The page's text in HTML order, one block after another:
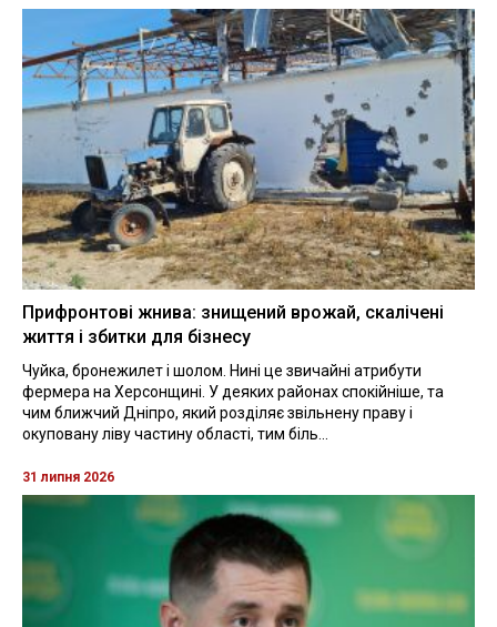
Прифронтові жнива: знищений врожай, скалічені
життя і збитки для бізнесу
Чуйка, бронежилет і шолом. Нині це звичайні атрибути
фермера на Херсонщині. У деяких районах спокійніше, та
чим ближчий Дніпро, який розділяє звільнену праву і
окуповану ліву частину області, тим біль...
31 липня 2026